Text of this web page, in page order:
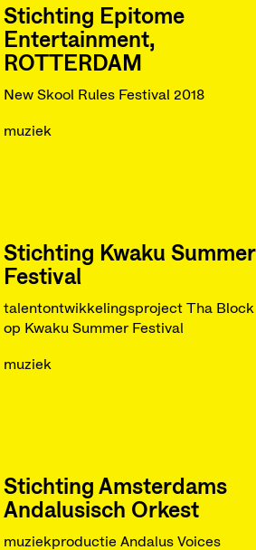
Stichting Epitome
Entertainment,
ROTTERDAM
New Skool Rules Festival 2018
muziek
Stichting Kwaku Summer
Festival
talentontwikkelingsproject Tha Block
op Kwaku Summer Festival
muziek
Stichting Amsterdams
Andalusisch Orkest
muziekproductie Andalus Voices